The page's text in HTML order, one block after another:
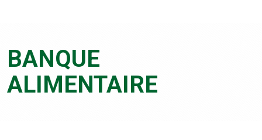
BANQUE
ALIMENTAIRE